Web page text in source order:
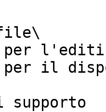
file\
per
per il
supporto